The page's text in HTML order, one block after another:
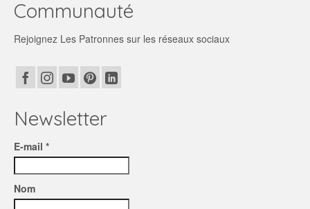
Communauté
Rejoignez Les Patronnes sur les réseaux sociaux
Newsletter
E-mail *
Nom